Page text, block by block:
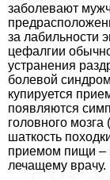
заболевают
за лабильности
цефалгии
устранения
болевой
купируется
появляются
головного мозга
шаткость
приемом пищи –
лечащему врачу.